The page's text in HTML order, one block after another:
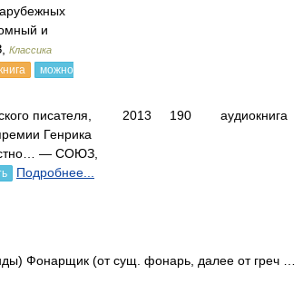
и
Классика
можно
писателя,
Генрика
— СОЮЗ,
Подробнее...
2013 190 аудиокнига
Фонарщик (от сущ. фонарь, далее от греч …